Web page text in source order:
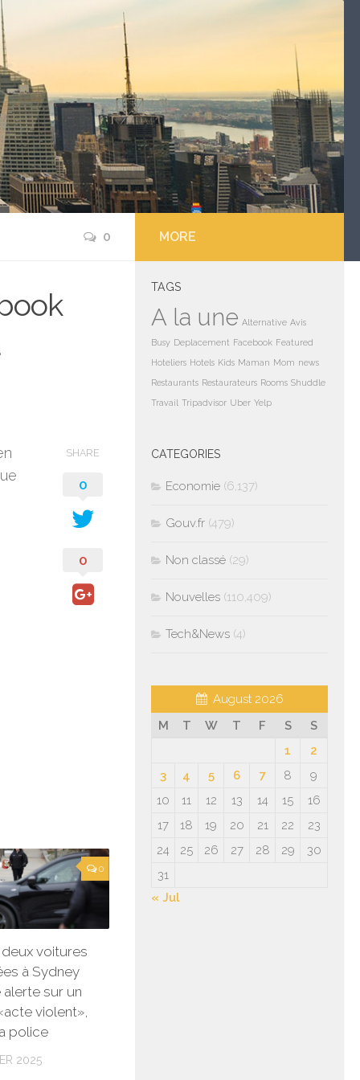
0
SHARE
0
0
0
voitures
à Sydney
alerte sur un
violent»,
police
2025
MORE
TAGS
A la une Alternative Avis
Busy Deplacement Facebook Featured
Hoteliers Hotels Kids Maman Mom news
Restaurants Restaurateurs Rooms Shuddle
Travail Tripadvisor Uber Yelp
CATEGORIES
Economie (6,137)
Gouv.fr (479)
Non classé (29)
Nouvelles (110,409)
Tech&News (4)
August 2026
M
T W T F S
S
1
2
3
4 5 6 7 8
9
10
11 12 13 14 15
16
17
18 19 20 21 22
23
24
25 26 27 28 29
30
31
« Jul